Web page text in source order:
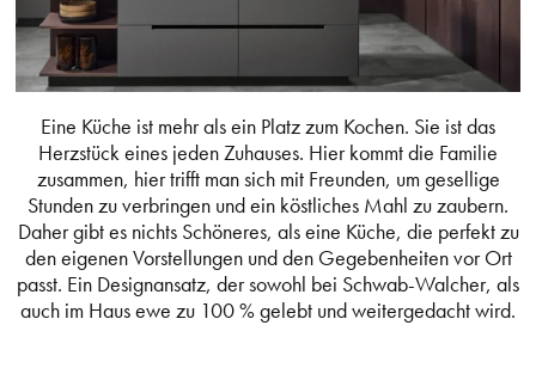
Eine Küche ist mehr als ein Platz zum Kochen. Sie ist das
Herzstück eines jeden Zuhauses. Hier kommt die Familie
zusammen, hier trifft man sich mit Freunden, um gesellige
Stunden zu verbringen und ein köstliches Mahl zu zaubern.
Daher gibt es nichts Schöneres, als eine Küche, die perfekt zu
den eigenen Vorstellungen und den Gegebenheiten vor Ort
passt. Ein Designansatz, der sowohl bei Schwab-Walcher, als
auch im Haus ewe zu 100 % gelebt und weitergedacht wird.